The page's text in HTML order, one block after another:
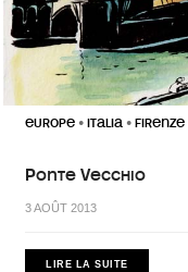
EUROPE • ITALIA • FIRENZE
Ponte Vecchio
3 AOÛT 2013
LIRE LA SUITE